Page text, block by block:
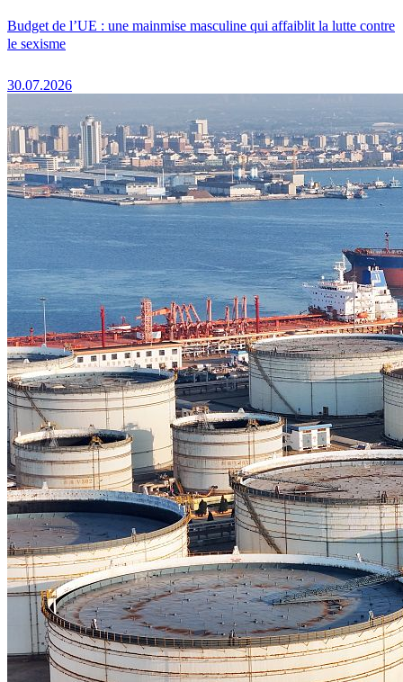
Budget de l’UE : une mainmise masculine qui affaiblit la lutte contre
le sexisme
30.07.2026